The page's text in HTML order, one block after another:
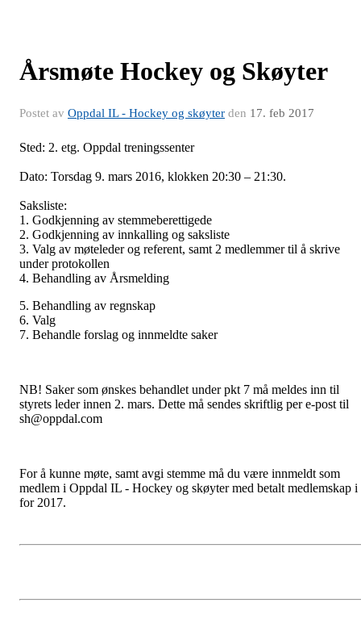
Årsmøte Hockey og Skøyter
Postet av Oppdal IL - Hockey og skøyter den 17. feb 2017
Sted: 2. etg. Oppdal treningssenter
Dato: Torsdag 9. mars 2016, klokken 20:30 – 21:30.
Saksliste:
1. Godkjenning av stemmeberettigede
2. Godkjenning av innkalling og saksliste
3. Valg av møteleder og referent, samt 2 medlemmer til å skrive
under protokollen
4. Behandling av Årsmelding
5. Behandling av regnskap
6. Valg
7. Behandle forslag og innmeldte saker
NB! Saker som ønskes behandlet under pkt 7 må meldes inn til
styrets leder innen 2. mars. Dette må sendes skriftlig per e-post til
sh@oppdal.com
For å kunne møte, samt avgi stemme må du være innmeldt som
medlem i Oppdal IL - Hockey og skøyter med betalt medlemskap i
for 2017.